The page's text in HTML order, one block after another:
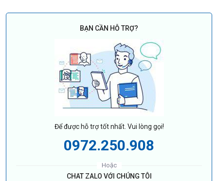
BẠN CẦN HỖ TRỢ?
Để được hỗ trợ tốt nhất. Vui lòng gọi!
0972.250.908
Hoặc
CHAT ZALO VỚI CHÚNG TÔI